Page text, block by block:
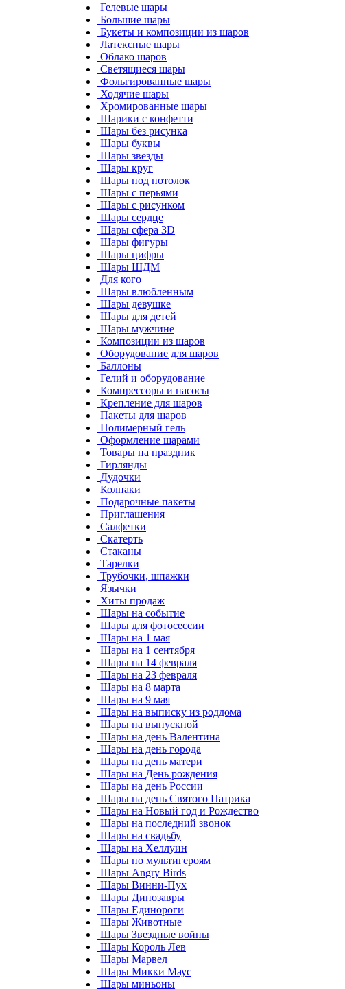
Гелевые шары
Большие шары
Букеты и композиции из шаров
Латексные шары
Облако шаров
Светящиеся шары
Фольгированные шары
Ходячие шары
Хромированные шары
Шарики с конфетти
Шары без рисунка
Шары буквы
Шары звезды
Шары круг
Шары под потолок
Шары с перьями
Шары с рисунком
Шары сердце
Шары сфера 3D
Шары фигуры
Шары цифры
Шары ШДМ
Для кого
Шары влюбленным
Шары девушке
Шары для детей
Шары мужчине
Композиции из шаров
Оборудование для шаров
Баллоны
Гелий и оборудование
Компрессоры и насосы
Крепление для шаров
Пакеты для шаров
Полимерный гель
Оформление шарами
Товары на праздник
Гирлянды
Дудочки
Колпаки
Подарочные пакеты
Приглашения
Салфетки
Скатерть
Стаканы
Тарелки
Трубочки, шпажки
Язычки
Хиты продаж
Шары на событие
Шары для фотосессии
Шары на 1 мая
Шары на 1 сентября
Шары на 14 февраля
Шары на 23 февраля
Шары на 8 марта
Шары на 9 мая
Шары на выписку из роддома
Шары на выпускной
Шары на день Валентина
Шары на день города
Шары на день матери
Шары на День рождения
Шары на день России
Шары на день Святого Патрика
Шары на Новый год и Рождество
Шары на последний звонок
Шары на свадьбу
Шары на Хеллуин
Шары по мультигероям
Шары Angry Birds
Шары Винни-Пух
Шары Динозавры
Шары Единороги
Шары Животные
Шары Звездные войны
Шары Король Лев
Шары Марвел
Шары Микки Маус
Шары миньоны